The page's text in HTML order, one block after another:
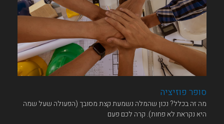
סופר פוזיציה
מה זה בכלל?​ נכון שהמלה נשמעת קצת מסובך (הפעולה שעל שמה
היא נקראת לא פחות). קרה לכם פעם